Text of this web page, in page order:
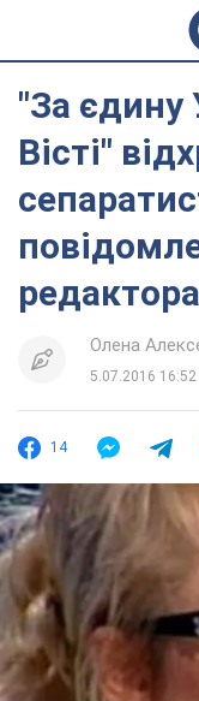
"За єдину
Вісті"
редактора
Олена
5.07.2016 16:52
14